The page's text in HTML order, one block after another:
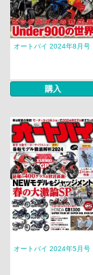
オートバイ 2024年8月号
購入
オートバイ 2024年5月号